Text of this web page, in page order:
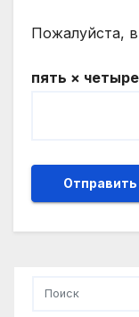
Пожалуйста,
пять ×